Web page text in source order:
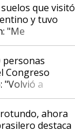
que visitó
y tuvo
"Me
personas
Congreso
"Volvió a
hablar del
de todo elahora
destaca